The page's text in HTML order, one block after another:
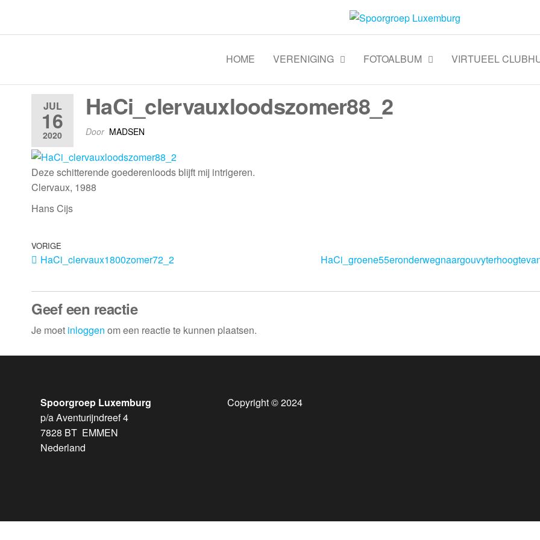
Spoorgroep Luxemburg
HOME VERENIGING FOTOALBUM VIRTUEEL
JUL
16
2020
HaCi_clervauxloodszomer88_2
Door MADSEN
Deze schitterende goederenloods blijft mij intrigeren.
Clervaux, 1988
Hans Cijs
VORIGE
HaCi_clervaux1800zomer72_2
Geef een reactie
Je moet inloggen om een reactie te kunnen plaatsen.
Spoorgroep Luxemburg
p/a Aventurijndreef 4
7828 BT EMMEN
Nederland
Copyright © 2024